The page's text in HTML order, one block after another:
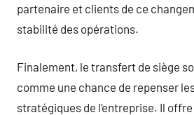
partenaire et clients de ce
stabilité des opérations.
Finalement, le transfert de siège
comme une chance de repenser
stratégiques de l’entreprise. Il